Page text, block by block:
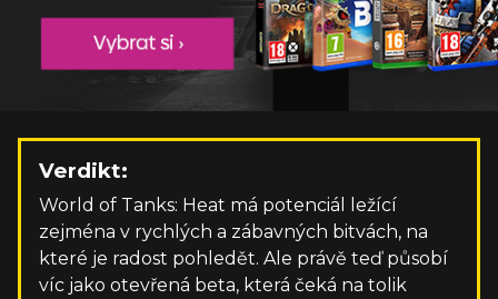
Verdikt:
World of Tanks: Heat má potenciál ležící
zejména v rychlých a zábavných bitvách, na
které je radost pohledět. Ale právě teď působí
víc jako otevřená beta, která čeká na tolik